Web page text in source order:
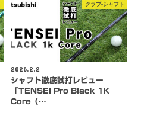
クラブ-シャフト
2026.2.2
シャフト徹底試打レビュー
「TENSEI Pro Black 1K
Core（…